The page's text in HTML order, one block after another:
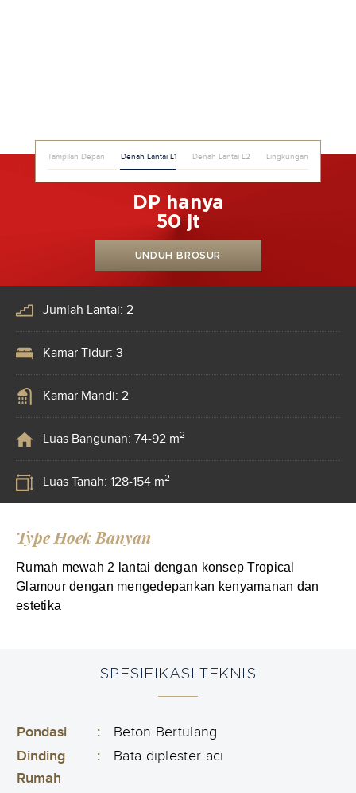
Tampilan Depan Denah Lantai L1 Denah Lantai L2 Lingkungan
DP hanya
50 jt
UNDUH BROSUR
Jumlah Lantai: 2
Kamar Tidur: 3
Kamar Mandi: 2
Luas Bangunan: 74-92 m2
Luas Tanah: 128-154 m2
Type Hoek Banyan
Rumah mewah 2 lantai dengan konsep Tropical
Glamour dengan mengedepankan kenyamanan dan
estetika
SPESIFIKASI TEKNIS
Pondasi :
Beton Bertulang
Dinding
Rumah
: Bata diplester aci